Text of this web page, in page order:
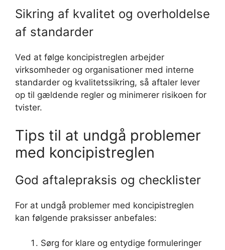
Sikring af kvalitet og overholdelse
af standarder
Ved at følge koncipistreglen arbejder
virksomheder og organisationer med interne
standarder og kvalitetssikring, så aftaler lever
op til gældende regler og minimerer risikoen for
tvister.
Tips til at undgå problemer
med koncipistreglen
God aftalepraksis og checklister
For at undgå problemer med koncipistreglen
kan følgende praksisser anbefales:
Sørg for klare og entydige formuleringer